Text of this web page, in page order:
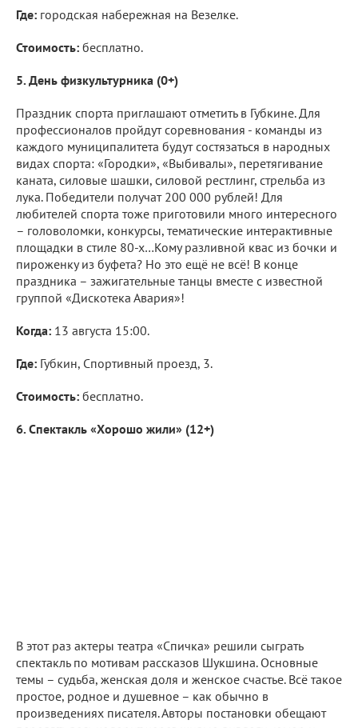
Где: городская набережная на Везелке.
Стоимость: бесплатно.
5. День физкультурника (0+)
Праздник спорта приглашают отметить в Губкине. Для
профессионалов пройдут соревнования - команды из
каждого муниципалитета будут состязаться в народных
видах спорта: «Городки», «Выбивалы», перетягивание
каната, силовые шашки, силовой рестлинг, стрельба из
лука. Победители получат 200 000 рублей! Для
любителей спорта тоже приготовили много интересного
– головоломки, конкурсы, тематические интерактивные
площадки в стиле 80-х…Кому разливной квас из бочки и
пироженку из буфета? Но это ещё не всё! В конце
праздника – зажигательные танцы вместе с известной
группой «Дискотека Авария»!
Когда: 13 августа 15:00.
Где: Губкин, Спортивный проезд, 3.
Стоимость: бесплатно.
6. Спектакль «Хорошо жили» (12+)
В этот раз актеры театра «Спичка» решили сыграть
спектакль по мотивам рассказов Шукшина. Основные
темы – судьба, женская доля и женское счастье. Всё такое
простое, родное и душевное – как обычно в
произведениях писателя. Авторы постановки обещают